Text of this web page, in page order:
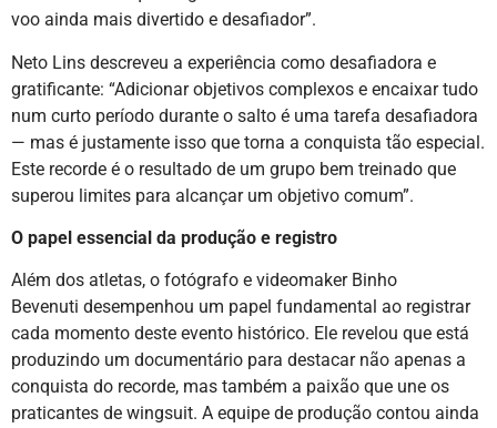
voo ainda mais divertido e desafiador”.
Neto Lins descreveu a experiência como desafiadora e
gratificante: “Adicionar objetivos complexos e encaixar tudo
num curto período durante o salto é uma tarefa desafiadora
— mas é justamente isso que torna a conquista tão especial.
Este recorde é o resultado de um grupo bem treinado que
superou limites para alcançar um objetivo comum”.
O papel essencial da produção e registro
Além dos atletas, o fotógrafo e videomaker Binho
Bevenuti desempenhou um papel fundamental ao registrar
cada momento deste evento histórico. Ele revelou que está
produzindo um documentário para destacar não apenas a
conquista do recorde, mas também a paixão que une os
praticantes de wingsuit. A equipe de produção contou ainda